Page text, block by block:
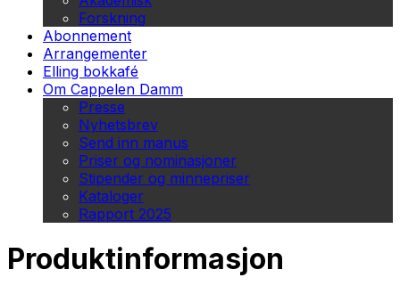
Forskning
Abonnement
Arrangementer
Elling bokkafé
Om Cappelen Damm
Presse
Nyhetsbrev
Send inn manus
Priser og nominasjoner
Stipender og minnepriser
Kataloger
Rapport 2025
Produktinformasjon